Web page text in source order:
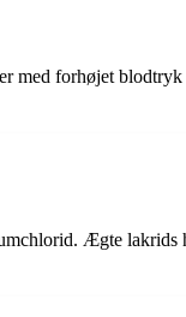
forhøjet blodtryk
Ægte lakrids